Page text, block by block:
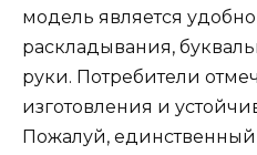
модель является
раскладывания,
руки. Потребители
изготовления и
Пожалуй,